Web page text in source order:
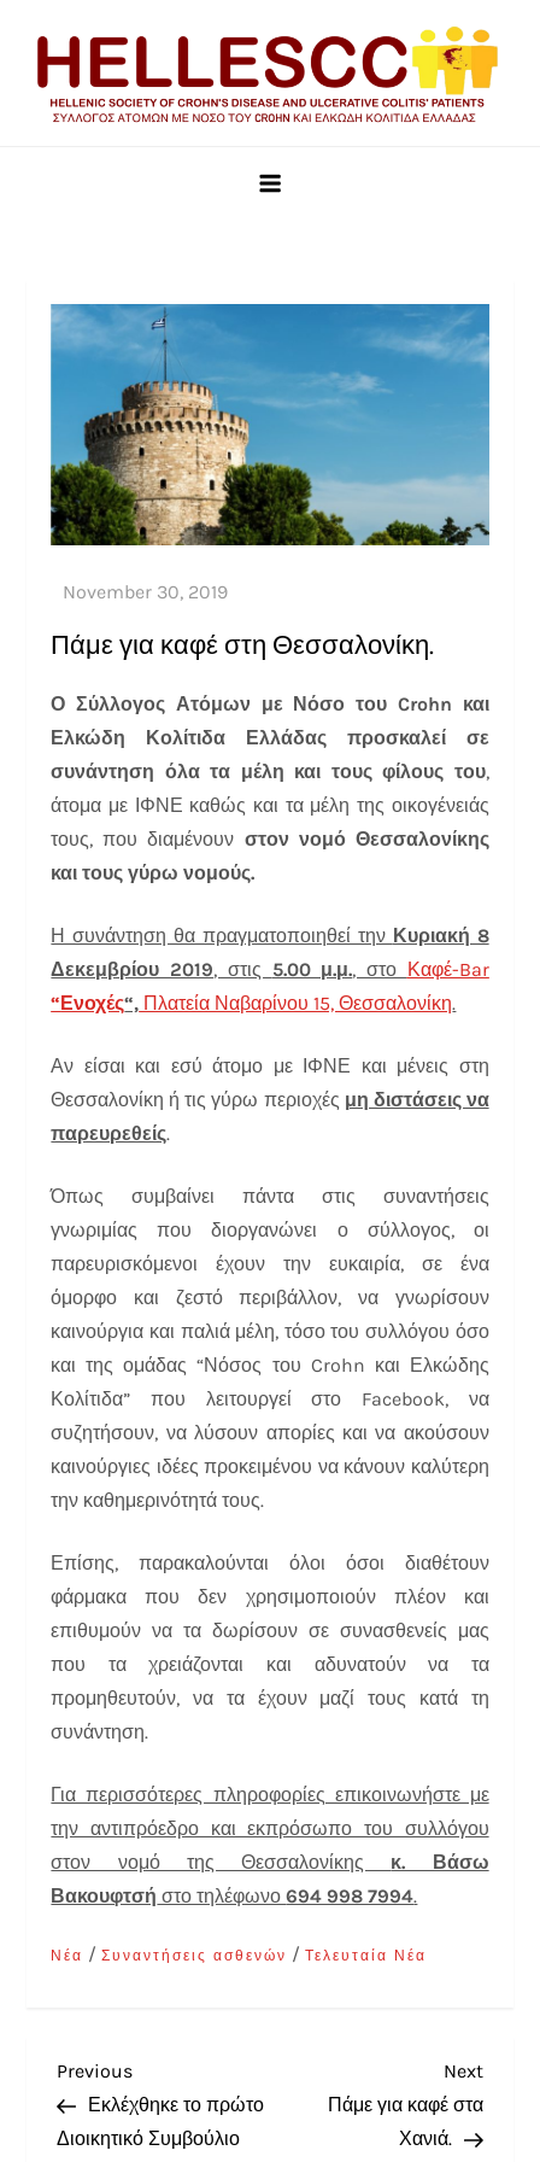
Ελλάδας
Πάμε για καφέ στη Θεσσαλονίκη.
Ο Σύλλογος Ατόμων με Νόσο του Crohn και
Ελκώδη Κολίτιδα Ελλάδας προσκαλεί σε
συνάντηση όλα τα μέλη και τους φίλους του,
άτομα με ΙΦΝΕ καθώς και τα μέλη της οικογένειάς
τους, που διαμένουν στον νομό Θεσσαλονίκης
και τους γύρω νομούς.
Η συνάντηση θα πραγματοποιηθεί την Κυριακή 8
Δεκεμβρίου 2019, στις 5.00 μ.μ., στο Καφέ-Bar
“Ενοχές“, Πλατεία Ναβαρίνου 15, Θεσσαλονίκη.
Αν είσαι και εσύ άτομο με ΙΦΝΕ και μένεις στη
Θεσσαλονίκη ή τις γύρω περιοχές μη διστάσεις να
παρευρεθείς.
Όπως συμβαίνει πάντα στις συναντήσεις
γνωριμίας που διοργανώνει ο σύλλογος, οι
παρευρισκόμενοι έχουν την ευκαιρία, σε ένα
όμορφο και ζεστό περιβάλλον, να γνωρίσουν
καινούργια και παλιά μέλη, τόσο του συλλόγου όσο
και της ομάδας “Νόσος του Crohn και Ελκώδης
Κολίτιδα” που λειτουργεί στο Facebook, να
συζητήσουν, να λύσουν απορίες και να ακούσουν
καινούργιες ιδέες προκειμένου να κάνουν καλύτερη
την καθημερινότητά τους.
Επίσης, παρακαλούνται όλοι όσοι διαθέτουν
φάρμακα που δεν χρησιμοποιούν πλέον και
επιθυμούν να τα δωρίσουν σε συνασθενείς μας
που τα χρειάζονται και αδυνατούν να τα
προμηθευτούν, να τα έχουν μαζί τους κατά τη
συνάντηση.
Για περισσότερες πληροφορίες επικοινωνήστε με
την αντιπρόεδρο και εκπρόσωπο του συλλόγου
στον νομό της Θεσσαλονίκης κ. Βάσω
Βακουφτσή στο τηλέφωνο694 998 7994.
Νέα /Συναντήσεις ασθενών /Τελευταία Νέα
Previous
Εκλέχθηκε το πρώτο
Διοικητικό Συμβούλιο
Next
Πάμε για καφέ στα
Χανιά.